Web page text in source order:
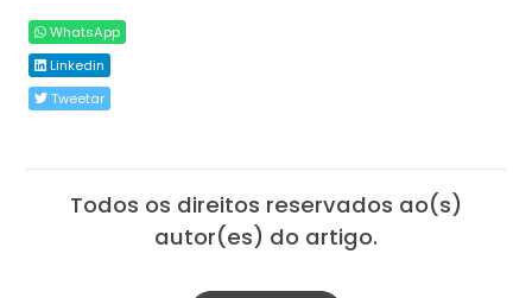
WhatsApp
Linkedin
Tweetar
Todos os direitos reservados ao(s)
autor(es) do artigo.